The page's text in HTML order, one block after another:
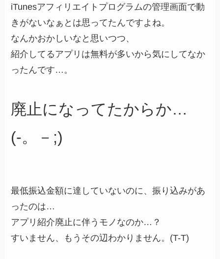
iTunesアフィリエイトプログラムの管理画面で動
きがないなぁとは思ってたんですよね。
なんかおかしいなと思いつつ、
紹介してるアプリは無料が多いから気にしてなか
ったんです…。
廃止になってたからか…
(-。－;)
最低振込金額に達していないのに、振り込みがあ
ったのは…
アプリ紹介廃止に伴うモノなのか…？
すいません、もうその辺わかりません。(T-T)